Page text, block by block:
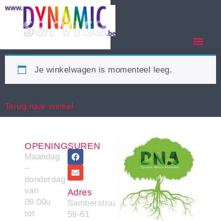
Je winkelwagen is momenteel leeg.
Terug naar winkel
OPENINGSUREN
Maandag
–
donderdag
van
09.00u
tot
Adres
Samberstraat
59-61